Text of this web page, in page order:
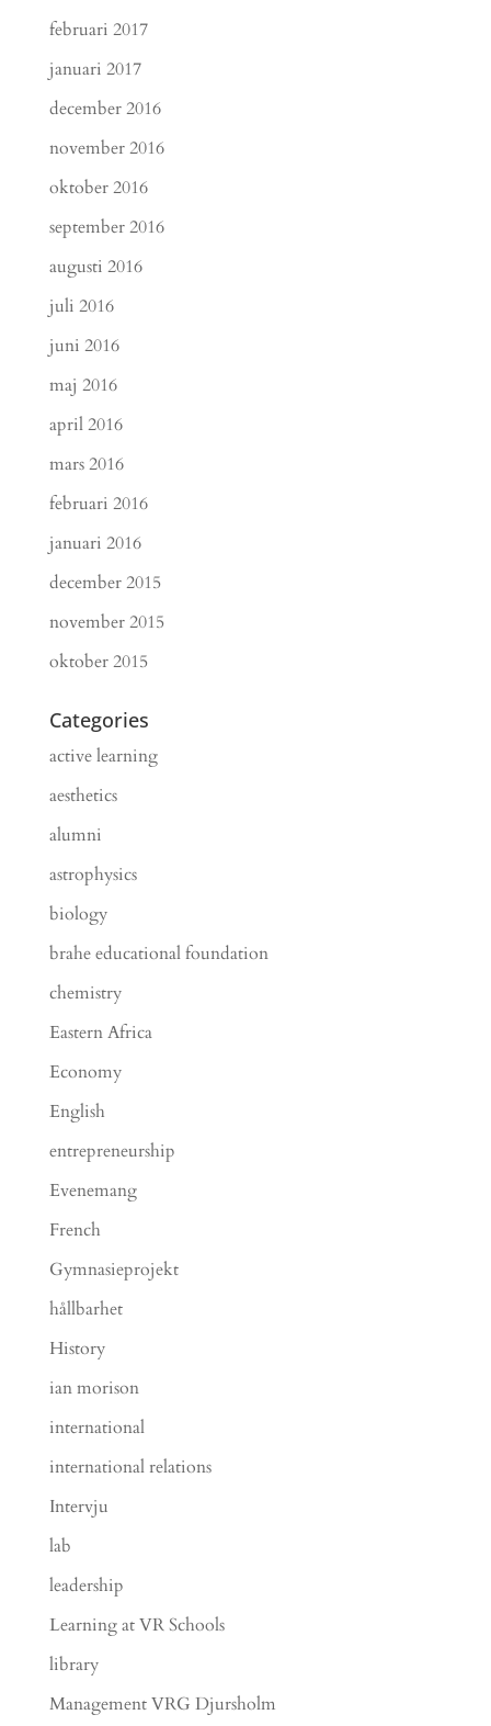
februari 2017
januari 2017
december 2016
november 2016
oktober 2016
september 2016
augusti 2016
juli 2016
juni 2016
maj 2016
april 2016
mars 2016
februari 2016
januari 2016
december 2015
november 2015
oktober 2015
Categories
active learning
aesthetics
alumni
astrophysics
biology
brahe educational foundation
chemistry
Eastern Africa
Economy
English
entrepreneurship
Evenemang
French
Gymnasieprojekt
hållbarhet
History
ian morison
international
international relations
Intervju
lab
leadership
Learning at VR Schools
library
Management VRG Djursholm